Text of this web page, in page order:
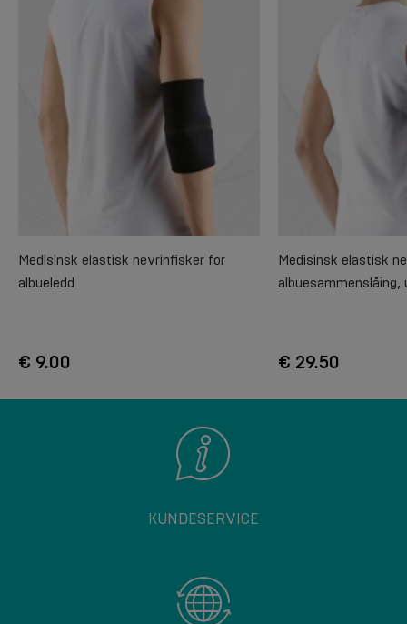
Medisinsk elastisk nevrinfisker for
albueledd
€ 9.00
Medisinsk elastisk
albuesammenslåing,
€ 29.50
KUNDESERVICE